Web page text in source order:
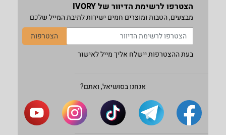
הצטרפו לרשימת הדיוור של IVORY
מבצעים, הטבות ומוצרים חמים ישירות לתיבת המייל שלכם
הצטרפות
בעת ההצטרפות יישלח אליך מייל לאישור
אנחנו בסושיאל, ואתם?